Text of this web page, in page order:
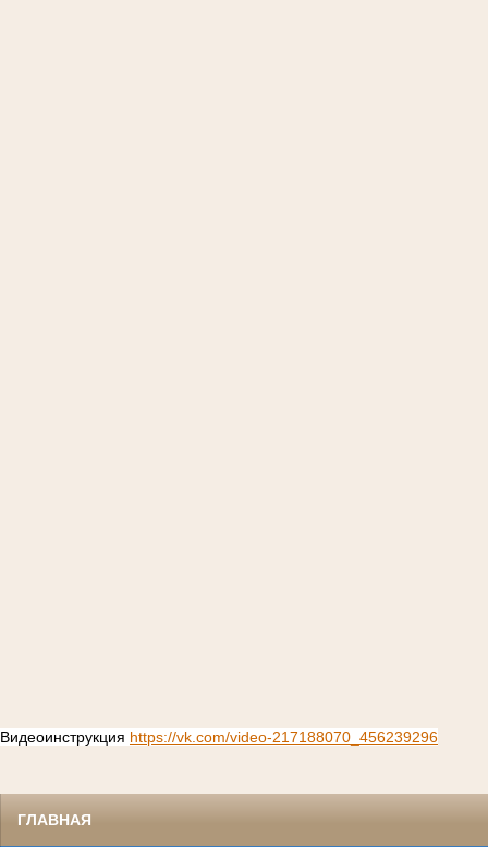
Видеоинструкция https://vk.com/video-217188070_456239296
ГЛАВНАЯ